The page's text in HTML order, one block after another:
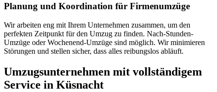
Planung und Koordination für Firmenumzüge
Wir arbeiten eng mit Ihrem Unternehmen zusammen, um den
perfekten Zeitpunkt für den Umzug zu finden. Nach-Stunden-
Umzüge oder Wochenend-Umzüge sind möglich. Wir minimieren
Störungen und stellen sicher, dass alles reibungslos abläuft.
Umzugsunternehmen mit vollständigem
Service in Küsnacht